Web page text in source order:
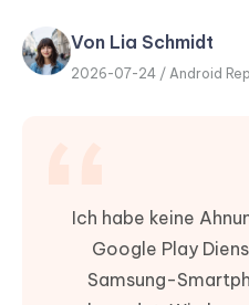
PDNob
PDF
Editor
Neu
Von Lia Schmidt
2026-07-24 / Android
Ich habe keine
Google Play
Samsung-